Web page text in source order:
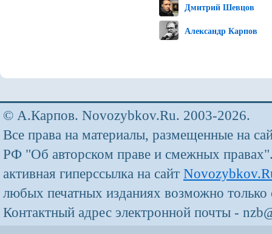
Дмитрий Шевцов
Александр Карпов
© А.Карпов. Novozybkov.Ru. 2003-2026.
Все права на материалы, размещенные на
РФ "Об авторском праве и смежных
активная гиперссылка на сайт
любых печатных изданиях возможно только
Контактный адрес электронной почты -